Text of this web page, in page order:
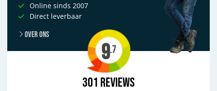
Online sinds 2007
Direct leverbaar
Over ons
9.7
301 Reviews